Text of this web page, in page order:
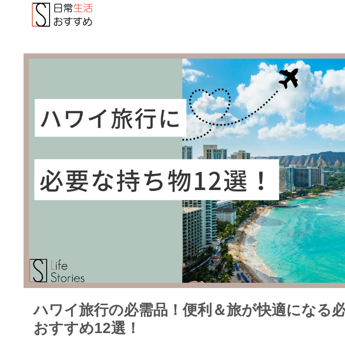
ハワイ旅行の必需品！便利＆旅が快適になる
おすすめ12選！